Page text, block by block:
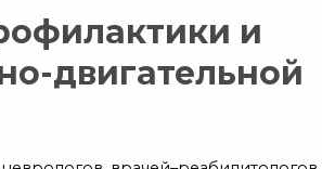
и
двигательной